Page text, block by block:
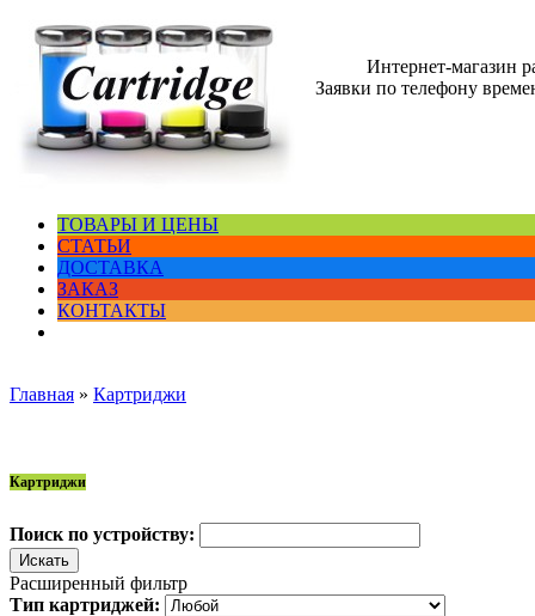
Интернет-магазин
Заявки по телефону
ТОВАРЫ И ЦЕНЫ
СТАТЬИ
ДОСТАВКА
ЗАКАЗ
КОНТАКТЫ
Главная » Картриджи
Картриджи
Поиск по устройству:
Расширенный фильтр
Тип картриджей: